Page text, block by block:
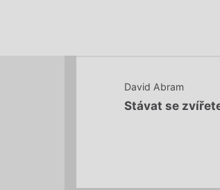
David Abram
Stávat se